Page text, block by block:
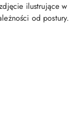
ilustrujące w
od postury.